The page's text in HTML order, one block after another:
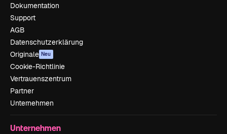
Dokumentation
Support
AGB
Datenschutzerklärung
Originale Neu
Cookie-Richtlinie
Vertrauenszentrum
Partner
Unternehmen
Unternehmen